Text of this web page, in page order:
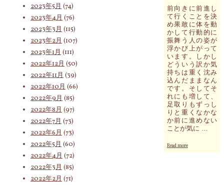
さ
れ
て
い
る
分
（肉
体）
を
活
か
し、
楽
し
な
前向きに前進し
て行くことを決
め果敢に体を動
かして行動的に
振舞う人の姿が
浮かび上がって
います。しかし
どういう訳か気
持ちは重く沈み
込んだままなん
です。そしてそ
れにも増して、
足取りもずっし
りと重くなかな
か前に進めない
ことが気に …
Read more
2023年5月 (74)
2023年4月 (76)
2023年3月 (115)
2023年2月 (107)
2023年1月 (111)
2022年12月 (50)
2022年11月 (39)
2022年10月 (66)
2022年9月 (85)
2022年8月 (97)
2022年7月 (73)
2022年6月 (73)
2022年5月 (60)
2022年4月 (72)
2022年3月 (85)
2022年2月 (71)